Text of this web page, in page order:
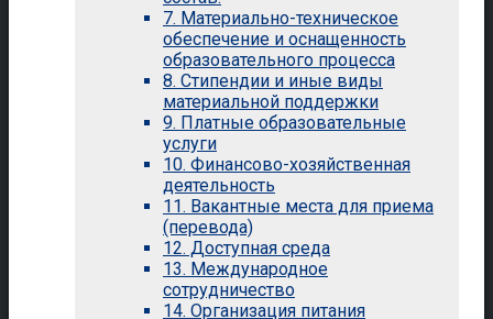
7. Материально-техническое
обеспечение и оснащенность
образовательного процесса
8. Стипендии и иные виды
материальной поддержки
9. Платные образовательные
услуги
10. Финансово-хозяйственная
деятельность
11. Вакантные места для приема
(перевода)
12. Доступная среда
13. Международное
сотрудничество
14. Организация питания